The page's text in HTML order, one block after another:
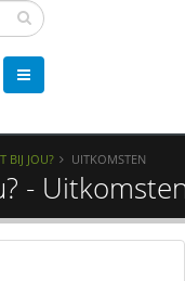
BIJ JOU? UITKOMSTEN
-